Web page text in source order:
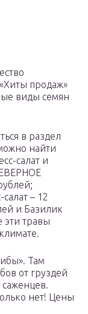
продаж»
виды семян
в раздел
найти
салат и
– 12
и Базилик
травы
Там
от груздей
нет! Цены